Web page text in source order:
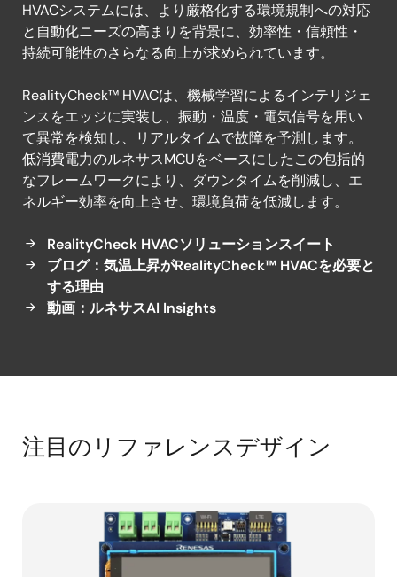
測
イ
ン
テ
リ
ジ
ェ
ン
ス
HVACシステムには、より厳格化する環境規制への対応
と自動化ニーズの高まりを背景に、効率性・信頼性・
持続可能性のさらなる向上が求められています。
RealityCheck™ HVACは、機械学習によるインテリジェ
ンスをエッジに実装し、振動・温度・電気信号を用い
て異常を検知し、リアルタイムで故障を予測します。
低消費電力のルネサスMCUをベースにしたこの包括的
なフレームワークにより、ダウンタイムを削減し、エ
ネルギー効率を向上させ、環境負荷を低減します。
RealityCheck HVACソリューションスイート
ブログ：気温上昇がRealityCheck™ HVACを必要と
する理由
動画：ルネサスAI Insights
注目のリファレンスデザイン